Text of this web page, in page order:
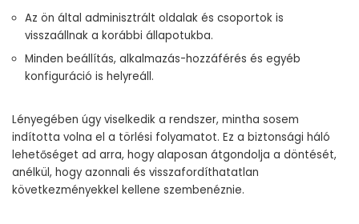
Az ön által adminisztrált oldalak és csoportok is
visszaállnak a korábbi állapotukba.
Minden beállítás, alkalmazás-hozzáférés és egyéb
konfiguráció is helyreáll.
Lényegében úgy viselkedik a rendszer, mintha sosem
indította volna el a törlési folyamatot. Ez a biztonsági háló
lehetőséget ad arra, hogy alaposan átgondolja a döntését,
anélkül, hogy azonnali és visszafordíthatatlan
következményekkel kellene szembenéznie.